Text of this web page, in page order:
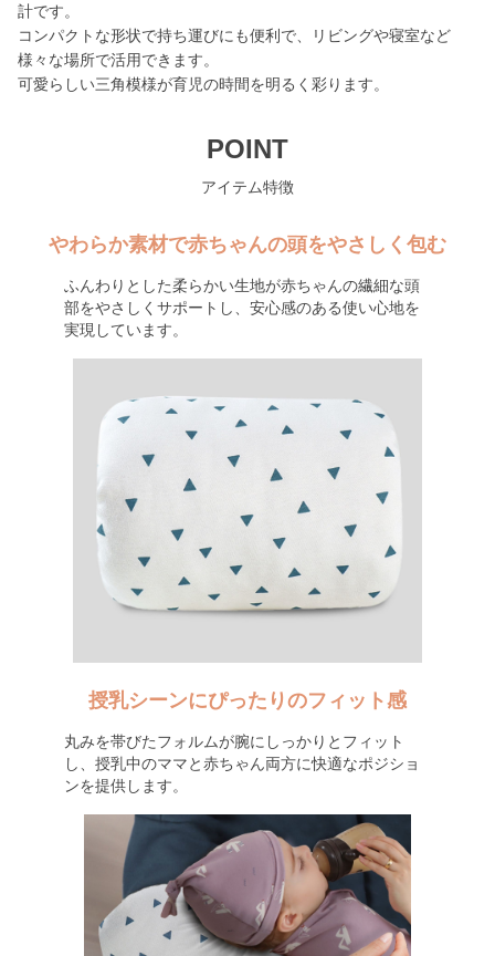
計です。
コンパクトな形状で持ち運びにも便利で、リビングや寝室など
様々な場所で活用できます。
可愛らしい三角模様が育児の時間を明るく彩ります。
POINT
アイテム特徴
やわらか素材で赤ちゃんの頭をやさしく包む
ふんわりとした柔らかい生地が赤ちゃんの繊細な頭
部をやさしくサポートし、安心感のある使い心地を
実現しています。
授乳シーンにぴったりのフィット感
丸みを帯びたフォルムが腕にしっかりとフィット
し、授乳中のママと赤ちゃん両方に快適なポジショ
ンを提供します。